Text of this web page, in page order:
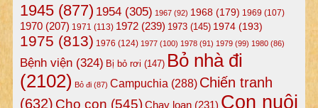
1945(877) 1954(305) 1967(92) 1968(179) 1969 (107)
1970(207) 1971 (113) 1972(239) 1973(145) 1974(193)
1975 (813) 1976 (124) 1977(100) 1978(91) 1979(99) 1980(86)
Bệnh viện(324) Bị bỏ rơi (147) Bỏ nhà đi
(2102) Bỏ đi(87) Campuchia (288) Chiến tranh
(632) Cho con (545)Chạy loạn(231) Con nuôi